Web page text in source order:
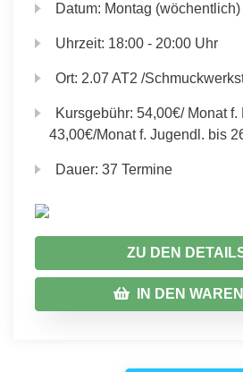
Datum: Montag (wöchentlich)
Uhrzeit: 18:00 - 20:00 Uhr
Ort: 2.07 AT2 /
Kursgebühr:54,00€/ Monat f.
43,00€/Monat f. Jugendl. bis
Dauer:37 Termine
ZU DEN
IN DEN